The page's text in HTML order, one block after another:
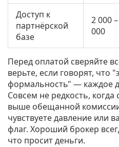
Доступ к
партнёрской
базе
2 000
000
Перед оплатой сверяйте
верьте, если говорят, что
формальность" — каждое
Совсем не редкость,
выше обещанной
чувствуете давление или
флаг. Хороший брокер
что просит деньги.